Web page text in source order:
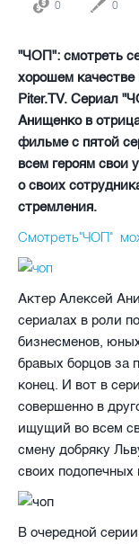
0 0
"ЧОП": смотреть
хорошем
Piter.TV. Сериал
Анищенко в
фильме с пятой
всем героям свои
о своих
стремления.
Смотреть"ЧОП"
Актер Алексей
сериалах в роли
бизнесменов,
бравых борцов за
конец. И вот в
совершенно в
ищущий во всем
смену добряку
своих подопечных
В очередной